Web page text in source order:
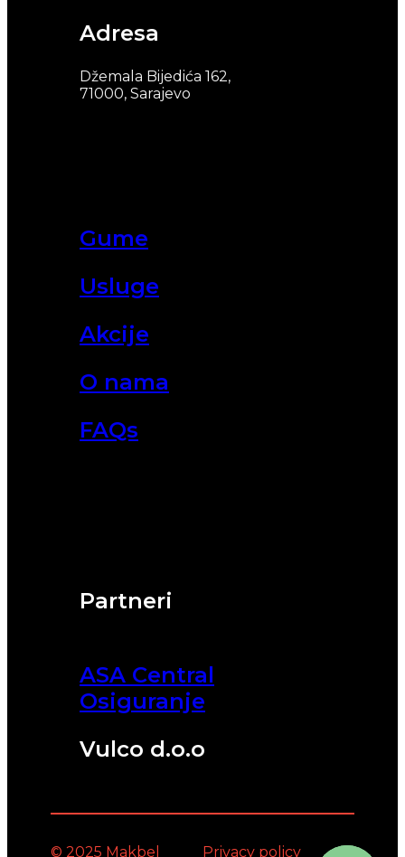
Partneri
ASA Central
Osiguranje
Vulco d.o.o
Gume
Usluge
Akcije
O nama
FAQs
Adresa
Džemala Bijedića 162,
71000, Sarajevo
© 2025 Makbel Privacy policy